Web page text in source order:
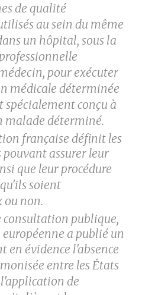
de qualité
au sein du même
un hôpital, sous la
pour exécuter
médicale déterminée
spécialement conçu à
déterminé.
française définit les
assurer leur
que leur procédure
soient
ou non.
consultation publique,
a publié un
en évidence l'absence
entre les États
de